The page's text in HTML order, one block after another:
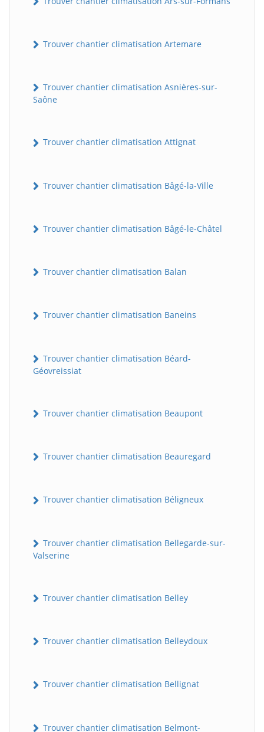
Trouver chantier climatisation Artemare
Trouver chantier climatisation Asnières-sur-
Saône
Trouver chantier climatisation Attignat
Trouver chantier climatisation Bâgé-la-Ville
Trouver chantier climatisation Bâgé-le-Châtel
Trouver chantier climatisation Balan
Trouver chantier climatisation Baneins
Trouver chantier climatisation Béard-
Géovreissiat
Trouver chantier climatisation Beaupont
Trouver chantier climatisation Beauregard
Trouver chantier climatisation Béligneux
Trouver chantier climatisation Bellegarde-sur-
Valserine
Trouver chantier climatisation Belley
Trouver chantier climatisation Belleydoux
Trouver chantier climatisation Bellignat
Trouver chantier climatisation Belmont-